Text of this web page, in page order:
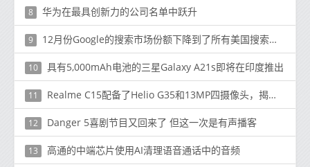
8 华为在最具创新力的公司名单中跃升
9 12月份Google的搜索市场份额下降到了所有美国搜索推荐量的75.2%
10 具有5,000mAh电池的三星Galaxy A21s即将在印度推出
11 Realme C15配备了Helio G35和13MP四摄像头，揭示了新的漏洞
12 Danger 5喜剧节目又回来了 但这一次是有声播客
13 高通的中端芯片使用AI清理语音通话中的音频